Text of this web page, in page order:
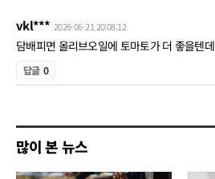
쓰
기
vkl*** 2026-06-21 20:08:12
담배피면 올리브오일에 토마토가 더 좋을텐데
답글 0
많이 본 뉴스